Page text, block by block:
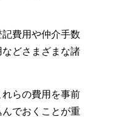
費用や仲介手数
どさまざまな諸
らの費用を事前
でおくことが重